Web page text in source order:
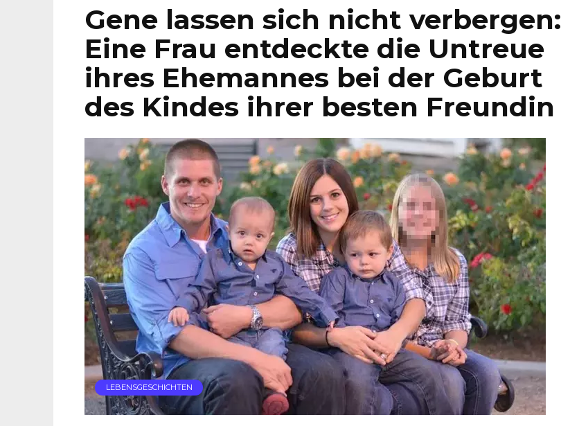
Gene lassen sich nicht verbergen:
Eine Frau entdeckte die Untreue
ihres Ehemannes bei der Geburt
des Kindes ihrer besten Freundin
LEBENSGESCHICHTEN